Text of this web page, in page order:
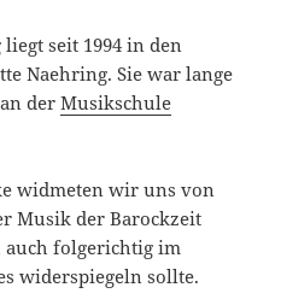
seit 1994 in den
Naehring. Sie war lange
derMusikschule
widmeten wir uns von
Musik der Barockzeit
auch folgerichtig im
widerspiegeln sollte.